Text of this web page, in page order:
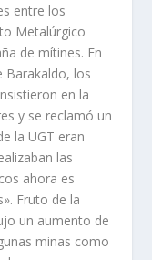
entre los
Metalúrgico
de mí­tines. En
Barakaldo, los
en la
y se reclamó un
la UGT eran
las
ahora es
Fruto de la
un aumento de
minas como